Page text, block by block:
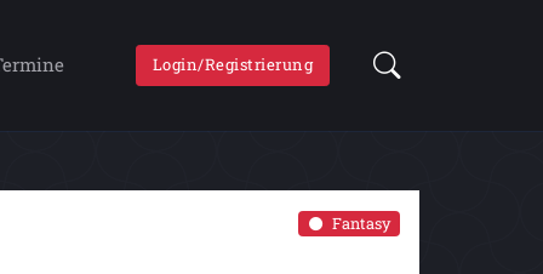
Login/Registrierung
Fantasy